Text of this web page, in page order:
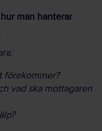
man hanterar
.
förekommer?
vad ska mottagaren